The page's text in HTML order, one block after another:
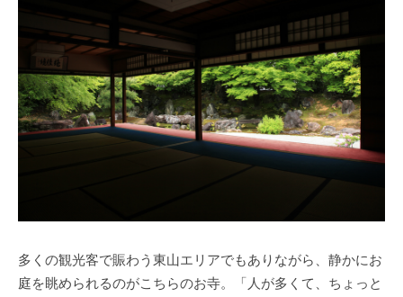
多くの観光客で賑わう東山エリアでもありながら、静かにお
庭を眺められるのがこちらのお寺。「人が多くて、ちょっと